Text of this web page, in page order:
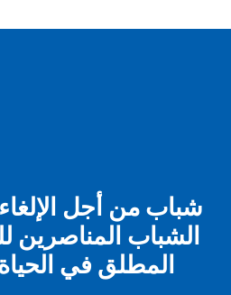
شباب من أجل
الشباب المناصرين
المطلق في